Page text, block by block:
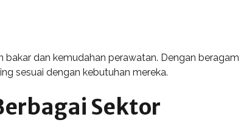
dan kemudahan perawatan. Dengan
sesuai dengan kebutuhan mereka.
Sektor